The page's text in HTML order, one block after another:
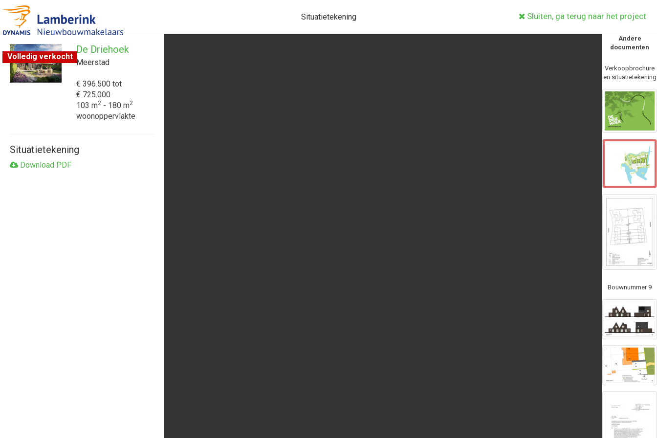
Situatietekening Sluiten, ga terug naar het project
Volledig verkocht
De Driehoek
Meerstad
€ 396.500 tot
€ 725.000
103 m2- 180 m2
woonoppervlakte
Situatietekening
Download PDF
Andere
documenten
Verkoopbrochure
en situatietekening
Bouwnummer 9